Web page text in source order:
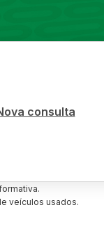
consulta
veículos usados.